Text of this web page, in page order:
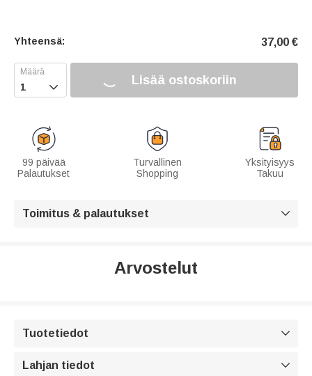
Yhteensä: 37,00 €
 Lisää ostoskoriin
99 päivää
Palautukset
Turvallinen
Shopping
Yksityisyys
Takuu
Toimitus & palautukset 
Arvostelut
Tuotetiedot 
Lahjan tiedot 